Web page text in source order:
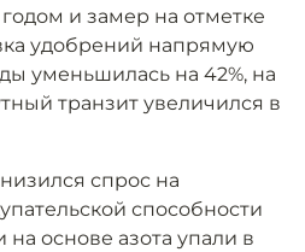
и замер на отметке
удобрений напрямую
уменьшилась на 42%, на
транзит увеличился в
спрос на
способности
на основе азота упали в